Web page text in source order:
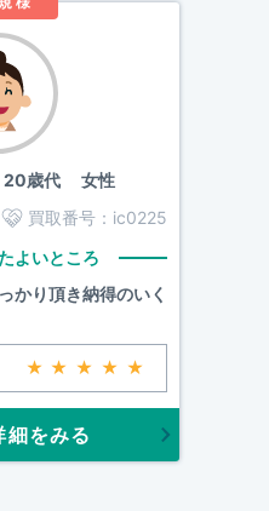
歳代 女性
買取番号： ic0225
よいところ
かり頂き納得のいく
★★★★★
細をみる